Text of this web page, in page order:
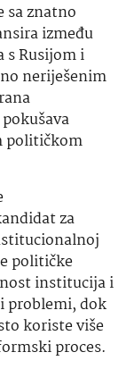
sa znatno
između
s Rusijom i
neriješenim
političkom
za
političke
institucija i
problemi, dok
koriste više
proces.